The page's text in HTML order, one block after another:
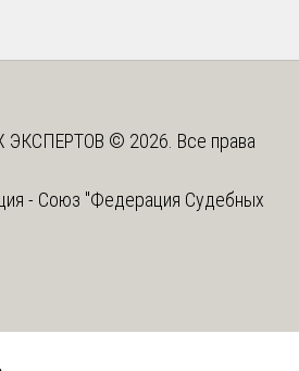
© 2026. Все права
- Союз "Федерация Судебных